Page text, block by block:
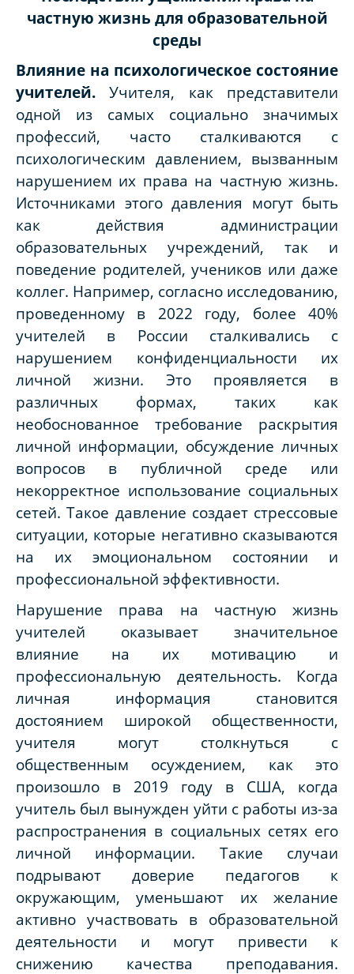
частную жизнь для образовательной
среды
Влияние на психологическое состояние
учителей.Учителя, как представители
одной из самых социально значимых
профессий, часто сталкиваются с
психологическим давлением, вызванным
нарушением их права на частную жизнь.
Источниками этого давления могут быть
как действия администрации
образовательных учреждений, так и
поведение родителей, учеников или даже
коллег. Например, согласно исследованию,
проведенному в 2022 году, более 40%
учителей в России сталкивались с
нарушением конфиденциальности их
личной жизни. Это проявляется в
различных формах, таких как
необоснованное требование раскрытия
личной информации, обсуждение личных
вопросов в публичной среде или
некорректное использование социальных
сетей. Такое давление создает стрессовые
ситуации, которые негативно сказываются
на их эмоциональном состоянии и
профессиональной эффективности.
Нарушение права на частную жизнь
учителей оказывает значительное
влияние на их мотивацию и
профессиональную деятельность. Когда
личная информация становится
достоянием широкой общественности,
учителя могут столкнуться с
общественным осуждением, как это
произошло в 2019 году в США, когда
учитель был вынужден уйти с работы из-за
распространения в социальных сетях его
личной информации. Такие случаи
подрывают доверие педагогов к
окружающим, уменьшают их желание
активно участвовать в образовательной
деятельности и могут привести к
снижению качества преподавания.